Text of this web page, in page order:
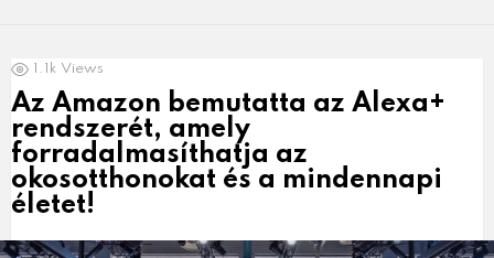
LATEST
NEWS
1.1k Views
Az Amazon bemutatta az Alexa+
rendszerét, amely
forradalmasíthatja az
okosotthonokat és a mindennapi
életet!